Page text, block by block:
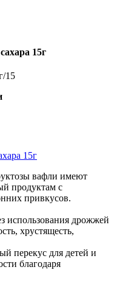
15г
15
вафли имеют
продуктам с
привкусов.
использования дрожжей
хрустящесть,
перекус для детей и
благодаря